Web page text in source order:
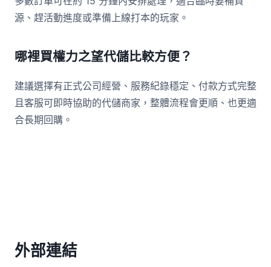
源、趕活動進度或準備上線打本的玩家。
哪裡買權力之望代儲比較方便？
建議選擇有正式公司經營、服務紀錄穩定、付款方式完整
且客服可即時協助的代儲商家，整體流程會更順、也更適
合長期回購。
外部連結